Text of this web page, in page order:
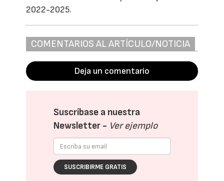
2022-2025.
COMENTARIOS AL ARTÍCULO/NOTICIA
Deja un comentario
Suscríbase a nuestra
Newsletter - Ver ejemplo
SUSCRIBIRME GRATIS